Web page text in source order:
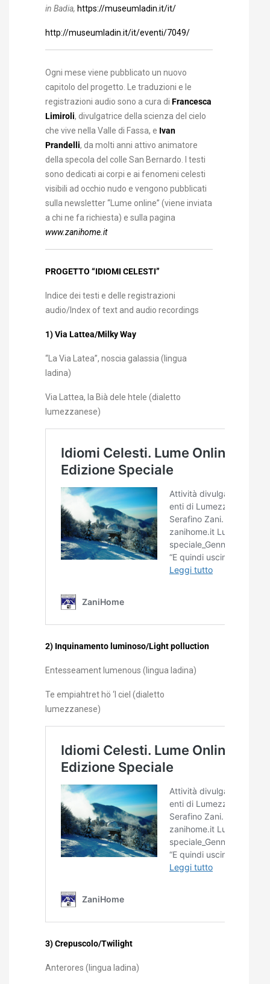
in Badia, https://museumladin.it/it/
http://museumladin.it/it/eventi/7049/
Ogni mese viene pubblicato un nuovo
capitolo del progetto. Le traduzioni e le
registrazioni audio sono a cura di Francesca
Limiroli, divulgatrice della scienza del cielo
che vive nella Valle di Fassa, e Ivan
Prandelli, da molti anni attivo animatore
della specola del colle San Bernardo. I testi
sono dedicati ai corpi e ai fenomeni celesti
visibili ad occhio nudo e vengono pubblicati
sulla newsletter “Lume online” (viene inviata
a chi ne fa richiesta) e sulla pagina
www.zanihome.it
PROGETTO “IDIOMI CELESTI”
Indice dei testi e delle registrazioni
audio/Index of text and audio recordings
1) Via Lattea/Milky Way
“La Via Latea”, noscia galassia (lingua
ladina)
Via Lattea, la Bià dele htele (dialetto
lumezzanese)
2) Inquinamento luminoso/Light polluction
Entesseament lumenous (lingua ladina)
Te empiahtret hö ‘l ciel (dialetto
lumezzanese)
3) Crepuscolo/Twilight
Anterores (lingua ladina)